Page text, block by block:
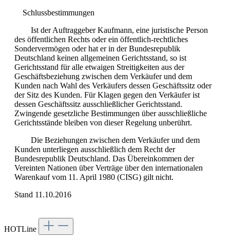
Schlussbestimmungen
Ist der Auftraggeber Kaufmann, eine juristische Person
des öffentlichen Rechts oder ein öffentlich-rechtliches
Sondervermögen oder hat er in der Bundesrepublik
Deutschland keinen allgemeinen Gerichtsstand, so ist
Gerichtsstand für alle etwaigen Streitigkeiten aus der
Geschäftsbeziehung zwischen dem Verkäufer und dem
Kunden nach Wahl des Verkäufers dessen Geschäftssitz oder
der Sitz des Kunden. Für Klagen gegen den Verkäufer ist
dessen Geschäftssitz ausschließlicher Gerichtsstand.
Zwingende gesetzliche Bestimmungen über ausschließliche
Gerichtsstände bleiben von dieser Regelung unberührt.
Die Beziehungen zwischen dem Verkäufer und dem
Kunden unterliegen ausschließlich dem Recht der
Bundesrepublik Deutschland. Das Übereinkommen der
Vereinten Nationen über Verträge über den internationalen
Warenkauf vom 11. April 1980 (CISG) gilt nicht.
Stand 11.10.2016
HOTLine